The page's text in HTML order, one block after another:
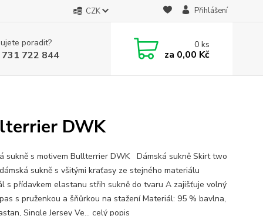
CZK Přihlášení
poradit?
722 844
0ks
za 0,00 Kč
DWK
sukně s motivem Bullterrier DWK Dámská sukně Skirt two
sukně s všitými kraťasy ze stejného materiálu
s přídavkem elastanu střih sukně do tvaru A zajišťuje volný
s pruženkou a šňůrkou na stažení Materiál: 95 % bavlna,
Single Jersey Ve... celý popis